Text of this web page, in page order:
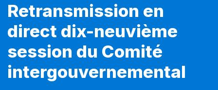
Retransmission en
direct dix-neuvième
session du Comité
intergouvernemental